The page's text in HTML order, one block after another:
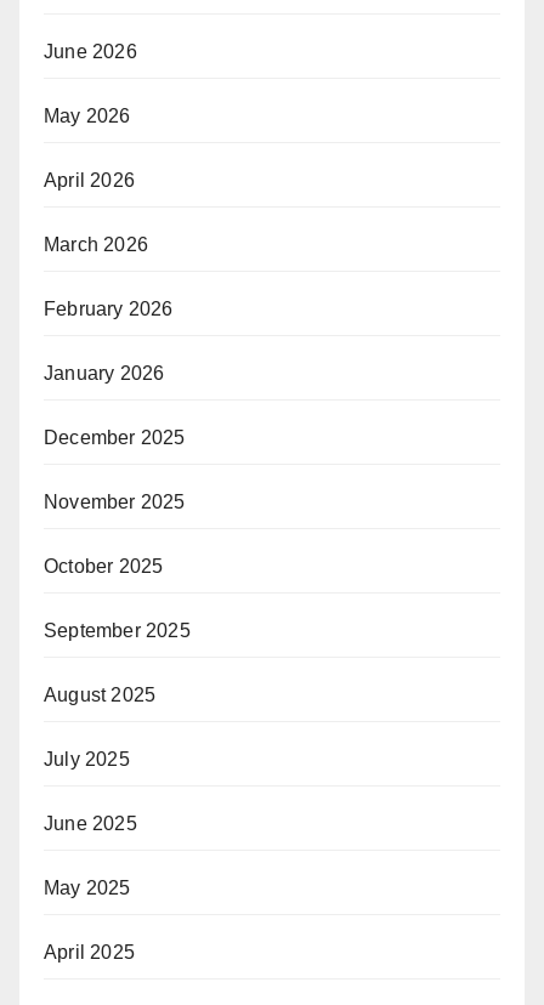
June 2026
May 2026
April 2026
March 2026
February 2026
January 2026
December 2025
November 2025
October 2025
September 2025
August 2025
July 2025
June 2025
May 2025
April 2025